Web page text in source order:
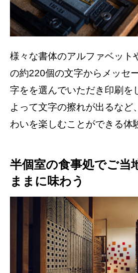
様々な書体のアルファベット
の約220個の文字からメッセ
字をを選んでいただき印刷を
よって文字の擦れが出るなど
わいを楽しむことができる体
半個室の食事処でご当
ままに味わう